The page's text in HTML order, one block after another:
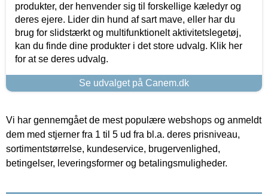
produkter, der henvender sig til forskellige kæledyr og
deres ejere. Lider din hund af sart mave, eller har du
brug for slidstærkt og multifunktionelt aktivitetslegetøj,
kan du finde dine produkter i det store udvalg. Klik her
for at se deres udvalg.
Se udvalget på Canem.dk
Vi har gennemgået de mest populære webshops og anmeldt
dem med stjerner fra 1 til 5 ud fra bl.a. deres prisniveau,
sortimentstørrelse, kundeservice, brugervenlighed,
betingelser, leveringsformer og betalingsmuligheder.